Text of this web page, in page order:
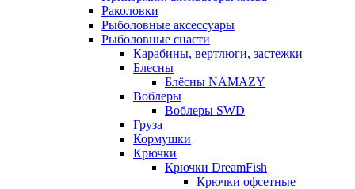
Раколовки
Рыболовные аксессуары
Рыболовные снасти
Карабины, вертлюги, застежки
Блесны
Блёсны NAMAZY
Воблеры
Воблеры SWD
Груза
Кормушки
Крючки
Крючки DreamFish
Крючки офсетные